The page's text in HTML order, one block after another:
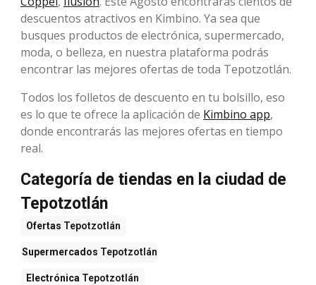
descuentos atractivos en Kimbino. Ya sea que
busques productos de electrónica, supermercado,
moda, o belleza, en nuestra plataforma podrás
encontrar las mejores ofertas de toda Tepotzotlán.
Todos los folletos de descuento en tu bolsillo, eso
es lo que te ofrece la aplicación de Kimbino app,
donde encontrarás las mejores ofertas en tiempo
real.
Categoría de tiendas en la ciudad de
Tepotzotlán
Ofertas Tepotzotlán
Supermercados Tepotzotlán
Electrónica Tepotzotlán